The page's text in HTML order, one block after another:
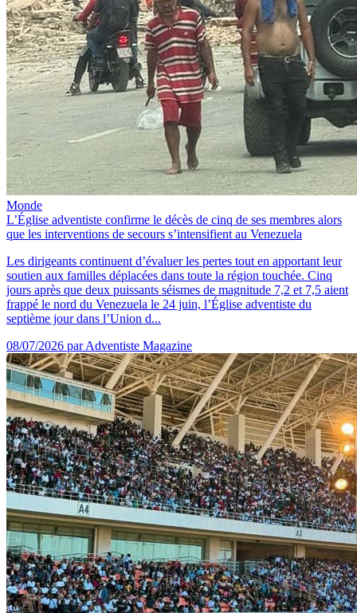
Monde
L’Église adventiste confirme le décès de cinq de ses membres alors
que les interventions de secours s’intensifient au Venezuela
Les dirigeants continuent d’évaluer les pertes tout en apportant leur
soutien aux familles déplacées dans toute la région touchée. Cinq
jours après que deux puissants séismes de magnitude 7,2 et 7,5 aient
frappé le nord du Venezuela le 24 juin, l’Église adventiste du
septième jour dans l’Union d...
08/07/2026 par Adventiste Magazine